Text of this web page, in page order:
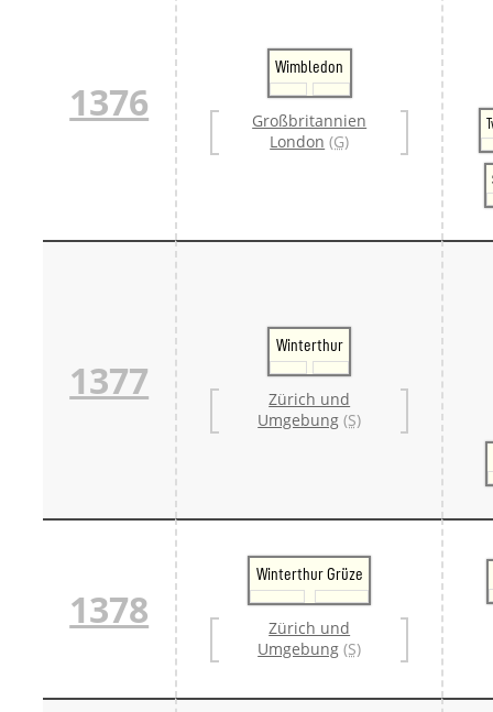
1376
Wimbledon
Großbritannien
London (G)
1377
Winterthur
Zürich und
Umgebung (S)
1378
Winterthur Grüze
Zürich und
Umgebung (S)